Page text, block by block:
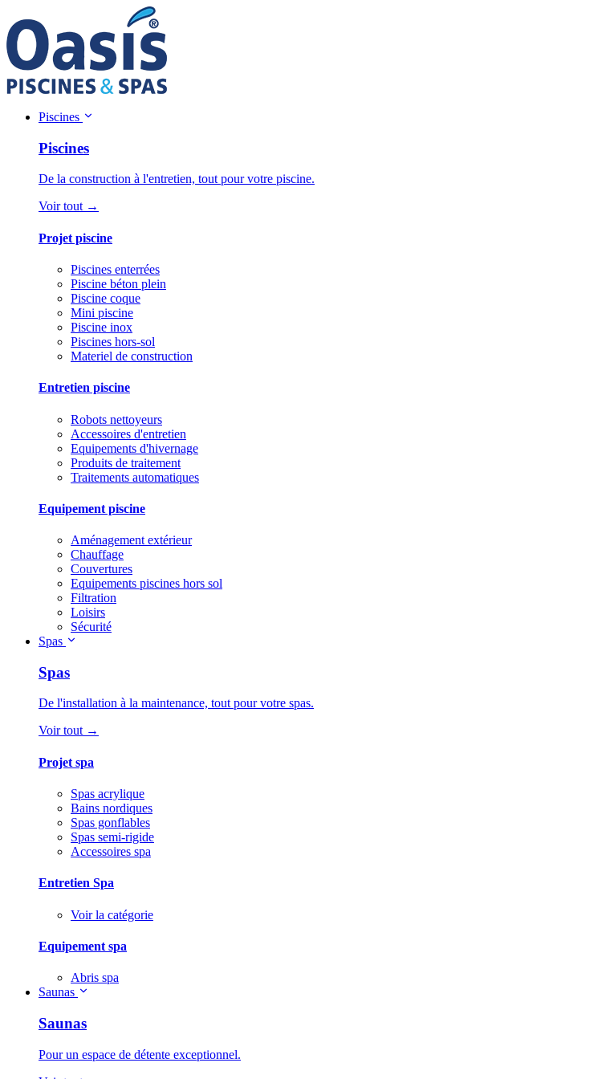
Piscines
Piscines
De la construction à l'entretien, tout pour votre piscine.
Voir tout →
Projet piscine
Piscines enterrées
Piscine béton plein
Piscine coque
Mini piscine
Piscine inox
Piscines hors-sol
Materiel de construction
Entretien piscine
Robots nettoyeurs
Accessoires d'entretien
Equipements d'hivernage
Produits de traitement
Traitements automatiques
Equipement piscine
Aménagement extérieur
Chauffage
Couvertures
Equipements piscines hors sol
Filtration
Loisirs
Sécurité
Spas
Spas
De l'installation à la maintenance, tout pour votre spas.
Voir tout →
Projet spa
Spas acrylique
Bains nordiques
Spas gonflables
Spas semi-rigide
Accessoires spa
Entretien Spa
Voir la catégorie
Equipement spa
Abris spa
Saunas
Saunas
Pour un espace de détente exceptionnel.